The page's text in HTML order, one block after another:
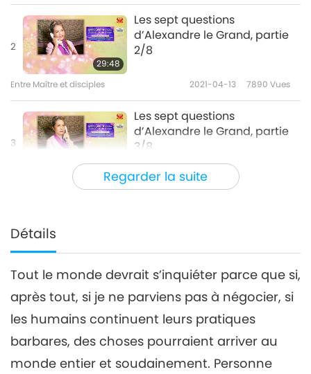
Regarder la suite
2
29:48
Les sept questions
d’Alexandre le Grand, partie
2/8
Entre Maître et disciples 2021-04-13 7890 Vues
3
Les sept questions
d’Alexandre le Grand, partie
3/8
Entre Maître et disciples 2021-04-14
28:40
Entre Maître et disciples 2021-04-15 8127Vues
5
Les sept questions
d’Alexandre le Grand, partie
5/8
Détails
Tout le monde devrait s’inquiéter parce que si,
après tout, si je ne parviens pas à négocier, si
les humains continuent leurs pratiques
barbares, des choses pourraient arriver au
monde entier et soudainement. Personne